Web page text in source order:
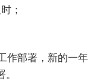
；
作部署，新的一年